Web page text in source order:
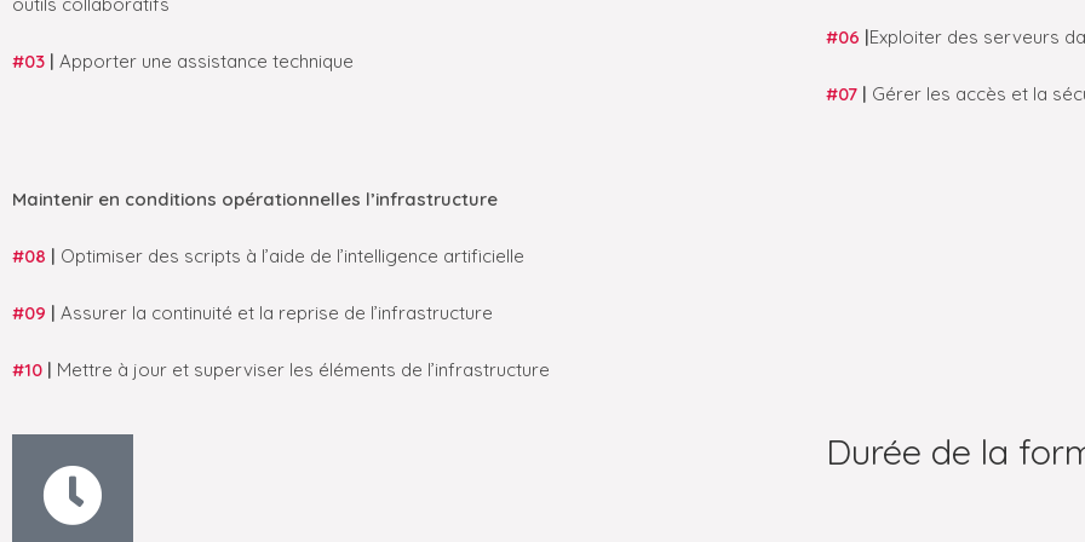
#03 | Apporter une assistance technique
#06 |Exploiter des serveurs
#07 | Gérer les accès et la
Maintenir en conditions opérationnelles l’infrastructure
#08 | Optimiser des scripts à l’aide de l’intelligence artificielle
#09 | Assurer la continuité et la reprise de l’infrastructure
#10 | Mettre à jour et superviser les éléments de l’infrastructure
Durée de la